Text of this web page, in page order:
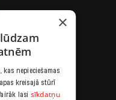
×
nepieciešamas
kreisajā stūrī
lasi sīkdatņu